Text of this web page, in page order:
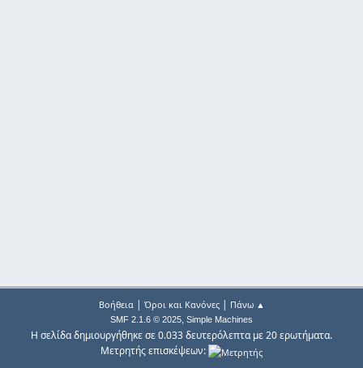
Βοήθεια| Όροι και Κανόνες| Πάνω ▲
SMF 2.1.6 © 2025, Simple Machines
Η σελίδα δημιουργήθηκε σε 0.033 δευτερόλεπτα με 20 ερωτήματα.
Μετρητής επισκέψεων: